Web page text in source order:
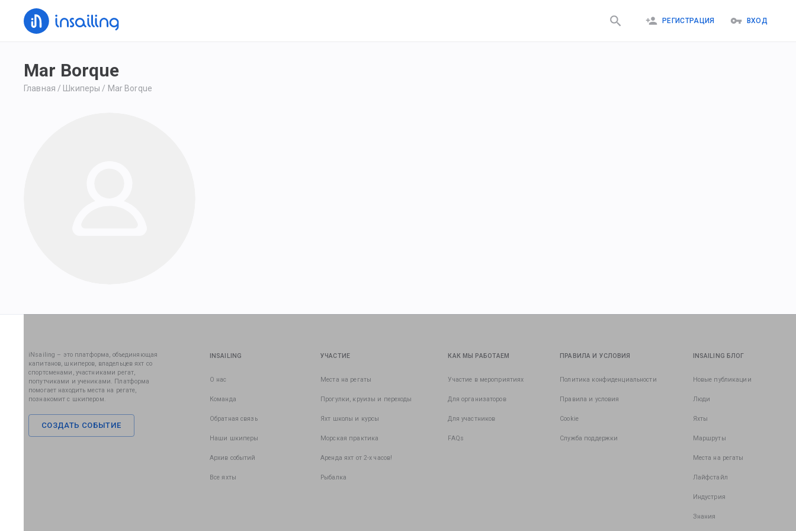
РЕГИСТРАЦИЯ ВХОД
Mar Borque
Главная / Шкиперы / Mar Borque
iNsailing – это платформа, объединяющая
капитанов, шкиперов, владельцев яхт со
спортсменами, участниками регат,
попутчиками и учениками. Платформа
помогает находить места на регате,
познакомит с шкипером.
СОЗДАТЬ СОБЫТИЕ
INSAILING
О нас
Команда
Обратная связь
Наши шкиперы
Архив событий
Все яхты
УЧАСТИЕ
Места на регаты
Прогулки, круизы и переходы
Яхт школы и курсы
Морская практика
Аренда яхт от 2-х часов!
Рыбалка
КАК МЫ РАБОТАЕМ
Участие в мероприятиях
Для организаторов
Для участников
FAQs
ПРАВИЛА И УСЛОВИЯ
Политика конфиденциальности
Правила и условия
Cookie
Служба поддержки
INSAILING БЛОГ
Новые публикации
Люди
Яхты
Маршруты
Места на регаты
Лайфстайл
Индустрия
Знания